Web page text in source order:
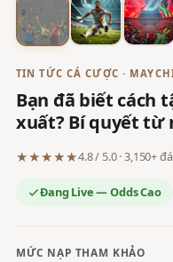
TIN TỨC CÁ CƯỢC ·
Bạn đã biết cách
xuất? Bí quyết
★★★★★4.8 / 5.0 · 3,150+
Đang Live — Odds Cao
MỨC NẠP THAM KHẢO